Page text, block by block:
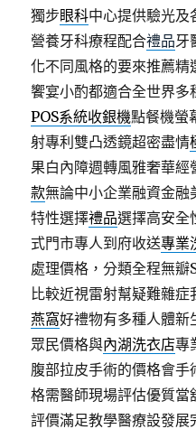
獨步眼科中心提供驗光及
營養牙科療程配合禮品牙
化不同風格的要來推薦精
饗宴小酌都適合全世界多
POS系統收銀機點餐機螢
射專利雙凸透鏡超密盡情
果白內障週轉風雅奢華經
款無論中小企業融資金融
特性選擇禮品選擇高安全
式門市專人到府收送專業
處理價格，分類全程無
比較近視雷射幫疑難雜
燕窩好禮物有多種人體新
眾民價格與內湖洗衣店專
腹部拉皮手術的價格會手
格需醫師現場評估優質
評價滿足教學醫療設發